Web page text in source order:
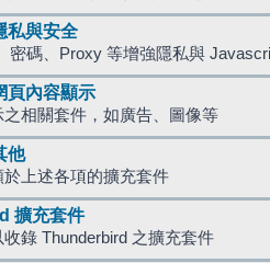
私與安全
密碼、Proxy 等增強隱私與
頁內容顯示
相關套件，如廣告、圖像等
他
上述各項的擴充套件
擴充套件
錄 Thunderbird 之擴充套件